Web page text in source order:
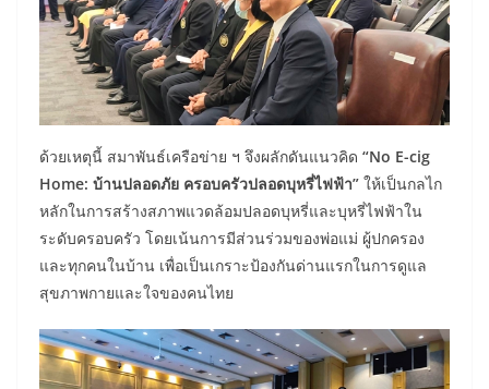
ด้วยเหตุนี้ สมาพันธ์เครือข่าย ฯ จึงผลักดันแนวคิด “No E-cig
Home: บ้านปลอดภัย ครอบครัวปลอดบุหรี่ไฟฟ้า” ให้เป็นกลไก
หลักในการสร้างสภาพแวดล้อมปลอดบุหรี่และบุหรี่ไฟฟ้าใน
ระดับครอบครัว โดยเน้นการมีส่วนร่วมของพ่อแม่ ผู้ปกครอง
และทุกคนในบ้าน เพื่อเป็นเกราะป้องกันด่านแรกในการดูแล
สุขภาพกายและใจของคนไทย